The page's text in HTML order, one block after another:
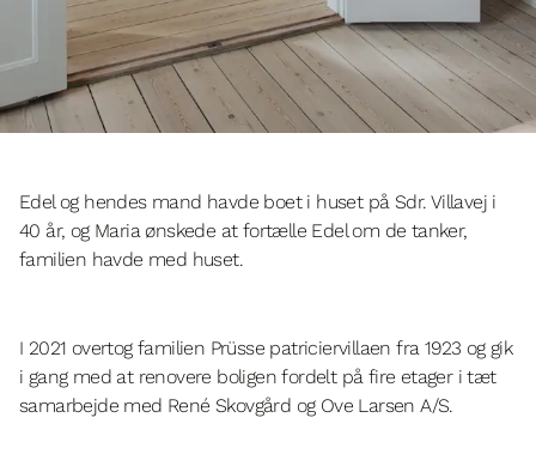
Edel og hendes mand havde boet i huset på Sdr. Villavej i
40 år, og Maria ønskede at fortælle Edel om de tanker,
familien havde med huset.
I 2021 overtog familien Prüsse patriciervillaen fra 1923 og gik
i gang med at renovere boligen fordelt på fire etager i tæt
samarbejde med René Skovgård og Ove Larsen A/S.